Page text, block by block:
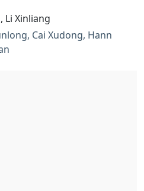
Li Xinliang
Cai Xudong, Hann